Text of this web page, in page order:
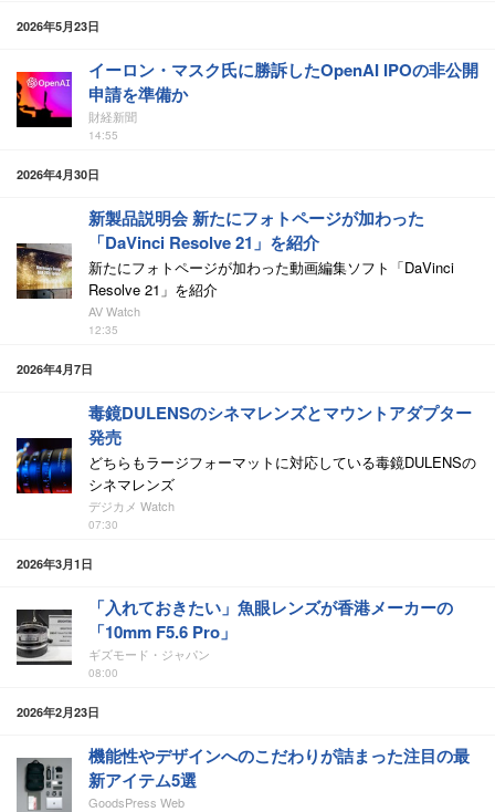
2026年5月23日
イーロン・マスク氏に勝訴したOpenAI IPOの非公開
申請を準備か
財経新聞
14:55
2026年4月30日
新製品説明会 新たにフォトページが加わった
「DaVinci Resolve 21」を紹介
新たにフォトページが加わった動画編集ソフト「DaVinci
Resolve 21」を紹介
AV Watch
12:35
2026年4月7日
毒鏡DULENSのシネマレンズとマウントアダプター
発売
どちらもラージフォーマットに対応している毒鏡DULENSの
シネマレンズ
デジカメ Watch
07:30
2026年3月1日
「入れておきたい」魚眼レンズが香港メーカーの
「10mm F5.6 Pro」
ギズモード・ジャパン
08:00
2026年2月23日
機能性やデザインへのこだわりが詰まった注目の最
新アイテム5選
GoodsPress Web